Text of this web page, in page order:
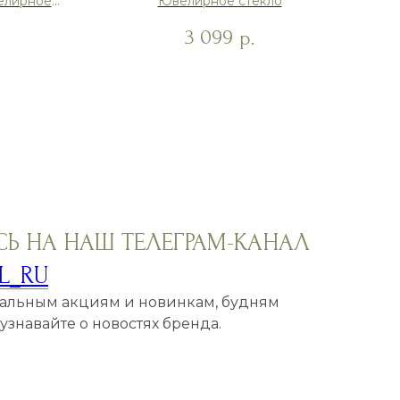
3 099 р.
НА НАШ ТЕЛЕГРАМ-КАНАЛ
акциям и новинкам, будням
о новостях бренда.